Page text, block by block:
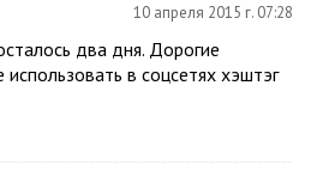
10 апреля 2015 г. 07:28
два дня. Дорогие
в соцсетях хэштэг